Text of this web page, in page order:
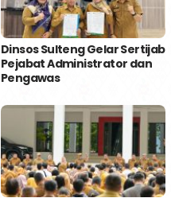
Dinsos Sulteng Gelar Sertijab
Pejabat Administrator dan
Pengawas